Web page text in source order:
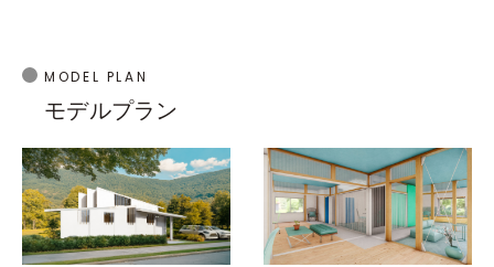
MODEL PLAN
モデルプラン